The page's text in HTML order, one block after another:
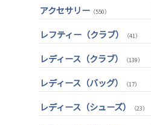
チッパー(右用)（13）
USモデル（56）
カスタム
レインウェア（11）
ソックス （25）
グローブ （45）
ティー
ボールケース（3）
マーカー （35）
グリーンフォーク（4）
ネームプレート （6）
パターマット
アクセサリー （550）
ヘッドカバー （213）
トラベルケース
ポーチ（12）
帽子 （72）
レフティー（クラブ） （41）
クラブセット(左用)
フェアウェイウッド(左用)
ユーティリティー(左用)（2）
レディース（クラブ） （139）
クラブセット(女性用)
フェアウェイウッド(女性用)
レディース（バッグ） （17）
キャディバッグ （12）
レディース（シューズ） （23）